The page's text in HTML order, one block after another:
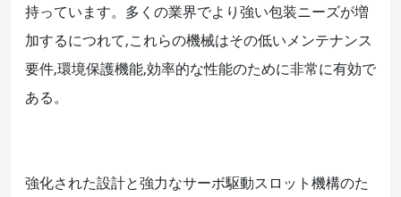
持っています。多くの業界でより強い包装ニーズが増
加するにつれて,これらの機械はその低いメンテナンス
要件,環境保護機能,効率的な性能のために非常に有効で
ある。
強化された設計と強力なサーボ駆動スロット機構のた